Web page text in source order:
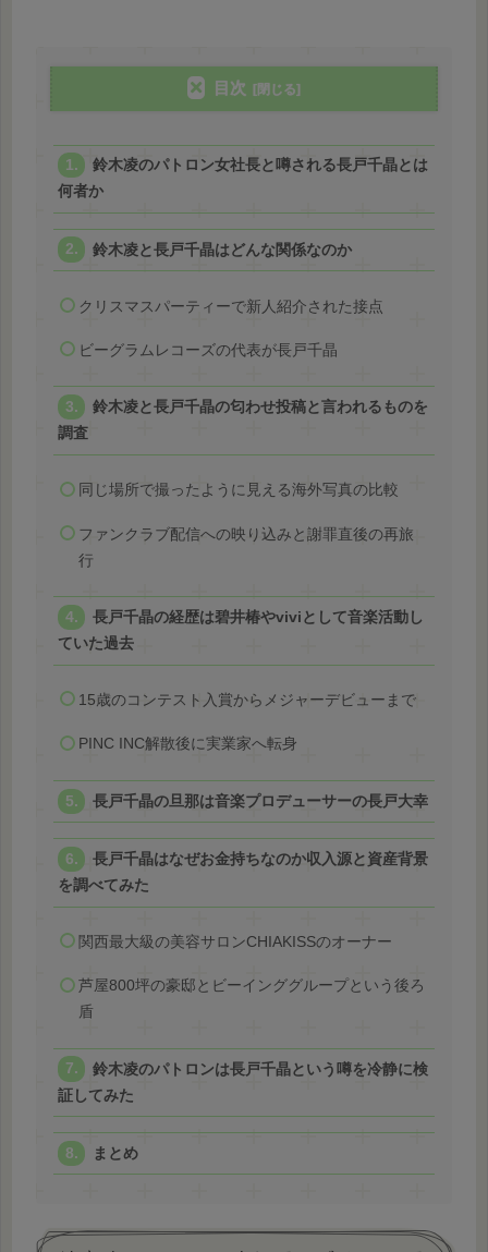
目次
鈴木凌のパトロン女社長と噂される長戸千晶とは
何者か
鈴木凌と長戸千晶はどんな関係なのか
クリスマスパーティーで新人紹介された接点
ビーグラムレコーズの代表が長戸千晶
鈴木凌と長戸千晶の匂わせ投稿と言われるものを
調査
同じ場所で撮ったように見える海外写真の比較
ファンクラブ配信への映り込みと謝罪直後の再旅
行
長戸千晶の経歴は碧井椿やviviとして音楽活動し
ていた過去
15歳のコンテスト入賞からメジャーデビューまで
PINC INC解散後に実業家へ転身
長戸千晶の旦那は音楽プロデューサーの長戸大幸
長戸千晶はなぜお金持ちなのか収入源と資産背景
を調べてみた
関西最大級の美容サロンCHIAKISSのオーナー
芦屋800坪の豪邸とビーインググループという後ろ
盾
鈴木凌のパトロンは長戸千晶という噂を冷静に検
証してみた
まとめ